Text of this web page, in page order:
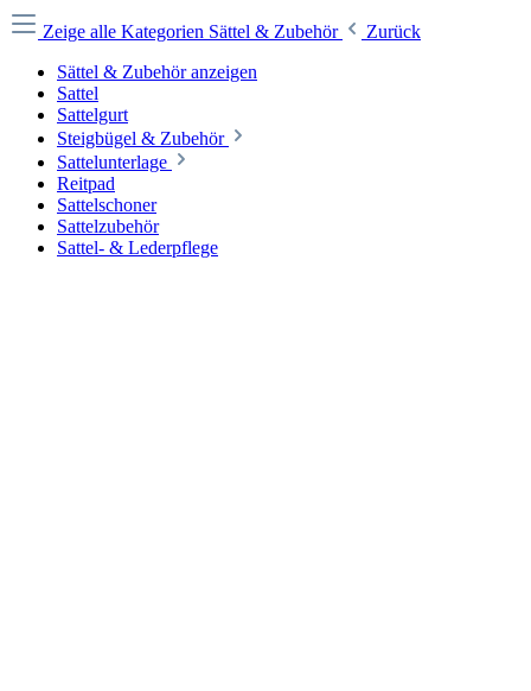
Zeige alle Kategorien Sättel & Zubehör
Zurück
Sättel & Zubehör anzeigen
Sattel
Sattelgurt
Steigbügel & Zubehör
Sattelunterlage
Reitpad
Sattelschoner
Sattelzubehör
Sattel- & Lederpflege